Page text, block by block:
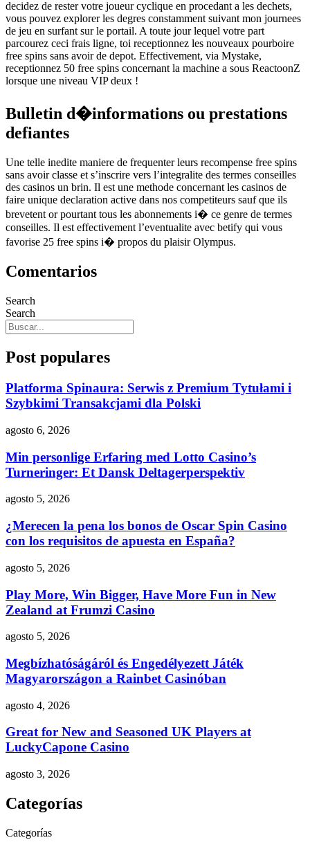
decidez de rester votre joueur cyclique en procedant a les dechets,
vous pouvez explorer les degres constamment suivant mon journees
de jeu en surfant sur le portail. A toute jour lequel votre part
parcourez ceci frais ligne, toi receptionnez les nouveaux pourboire
free spins sans avoir de depot. Effectivement, via Mystake,
receptionnez 50 free spins concernant la machine a sous ReactoonZ
lorsque une niveau VIP deux !
Bulletin d�informations ou prestations
defiantes
Une telle inedite maniere de frequenter leurs recompense free spins
sans avoir classe et s’inscrire vers l’integralite des termes conseilles
des casinos un brin. Il est une methode concernant les casinos de
faire unique declaration active dans nos competiteurs sauf que ils
brevetent or pourtant tous les abonnements i� ce genre de termes
conseilles. Il est effectivement l’eventualite avec betify qui vous
favorise 25 free spins i� propos du plaisir Olympus.
Comentarios
Search
Search
Post populares
Platforma Spinaura: Serwis z Premium Tytułami i
Szybkimi Transakcjami dla Polski
agosto 6, 2026
Min personlige Erfaring med Lotto Casino’s
Turneringer: Et Dansk Deltagerperspektiv
agosto 5, 2026
¿Merecen la pena los bonos de Oscar Spin Casino
con los requisitos de apuesta en España?
agosto 5, 2026
Play More, Win Bigger, Have More Fun in New
Zealand at Frumzi Casino
agosto 5, 2026
Megbízhatóságáról és Engedélyezett Játék
Magyarországon a Rainbet Casinóban
agosto 4, 2026
Great for New and Seasoned UK Players at
LuckyCapone Casino
agosto 3, 2026
Categorías
Categorías